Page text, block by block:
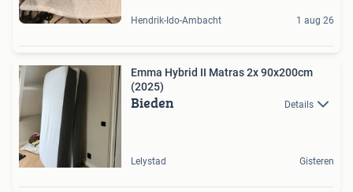
Hendrik-Ido-Ambacht 1 aug 26
Emma Hybrid II Matras 2x 90x200cm
(2025)
Bieden Details
Lelystad Gisteren